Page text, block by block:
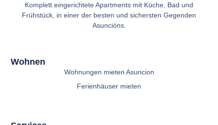
Komplett eingerichtete Apartments mit Küche, Bad und
Frühstück, in einer der besten und sichersten Gegenden
Asuncións.
Wohnen
Wohnungen mieten Asuncion
Ferienhäuser mieten